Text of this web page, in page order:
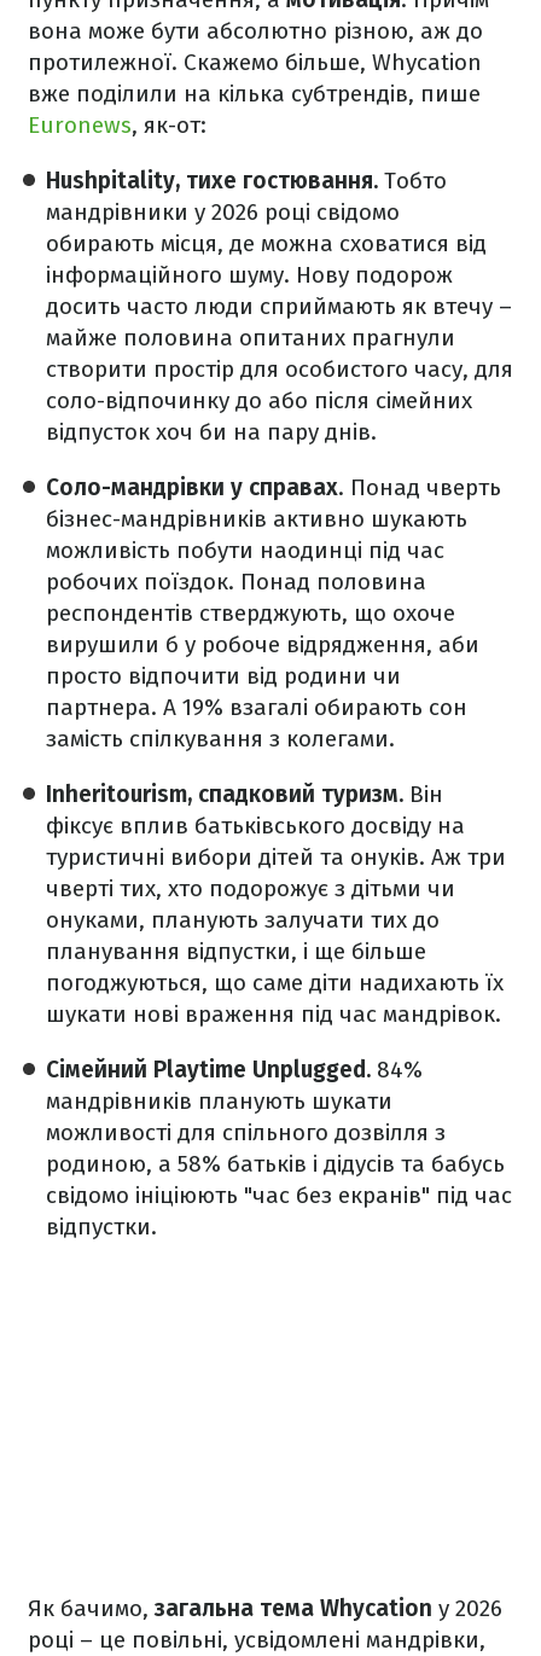
вона може бути абсолютно різною, аж до
протилежної. Скажемо більше, Whycation
вже поділили на кілька субтрендів, пише
Euronews, як-от:
Hushpitality, тихе гостювання. Тобто
мандрівники у 2026 році свідомо
обирають місця, де можна сховатися від
інформаційного шуму. Нову подорож
досить часто люди сприймають як втечу –
майже половина опитаних прагнули
створити простір для особистого часу, для
соло-відпочинку до або після сімейних
відпусток хоч би на пару днів.
Соло-мандрівки у справах. Понад чверть
бізнес-мандрівників активно шукають
можливість побути наодинці під час
робочих поїздок. Понад половина
респондентів стверджують, що охоче
вирушили б у робоче відрядження, аби
просто відпочити від родини чи
партнера. А 19% взагалі обирають сон
замість спілкування з колегами.
Inheritourism, спадковий туризм. Він
фіксує вплив батьківського досвіду на
туристичні вибори дітей та онуків. Аж три
чверті тих, хто подорожує з дітьми чи
онуками, планують залучати тих до
планування відпустки, і ще більше
погоджуються, що саме діти надихають їх
шукати нові враження під час мандрівок.
Сімейний Playtime Unplugged. 84%
мандрівників планують шукати
можливості для спільного дозвілля з
родиною, а 58% батьків і дідусів та бабусь
свідомо ініціюють "час без екранів" під час
відпустки.
Як бачимо,загальна тема Whycation у 2026
році – це повільні, усвідомлені мандрівки,